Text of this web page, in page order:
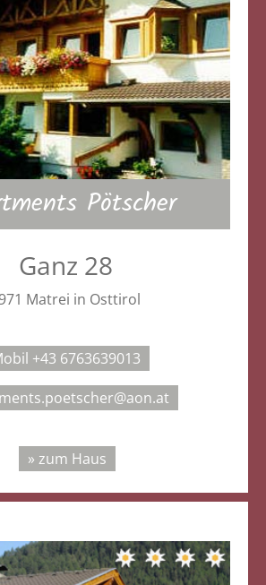
Pötscher
Ganz 28
Matrei in Osttirol
+43 6763639013
» zum Haus